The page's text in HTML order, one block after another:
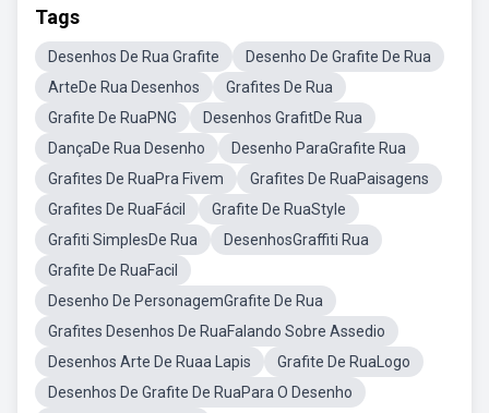
Tags
Desenhos De Rua Grafite
Desenho De Grafite De Rua
ArteDe Rua Desenhos
Grafites De Rua
Grafite De RuaPNG
Desenhos GrafitDe Rua
DançaDe Rua Desenho
Desenho ParaGrafite Rua
Grafites De RuaPra Fivem
Grafites De RuaPaisagens
Grafites De RuaFácil
Grafite De RuaStyle
Grafiti SimplesDe Rua
DesenhosGraffiti Rua
Grafite De RuaFacil
Desenho De PersonagemGrafite De Rua
Grafites Desenhos De RuaFalando Sobre Assedio
Desenhos Arte De Ruaa Lapis
Grafite De RuaLogo
Desenhos De Grafite De RuaPara O Desenho